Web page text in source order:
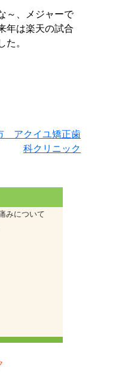
～、メジャーで
年は楽天の試合
た。
アクイユ矯正歯
科クリニック
みについて